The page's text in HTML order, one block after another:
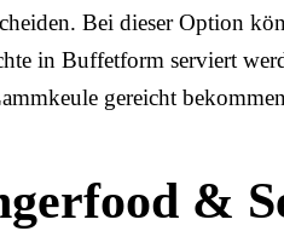
Bei dieser Option
in Buffetform serviert
gereicht
&